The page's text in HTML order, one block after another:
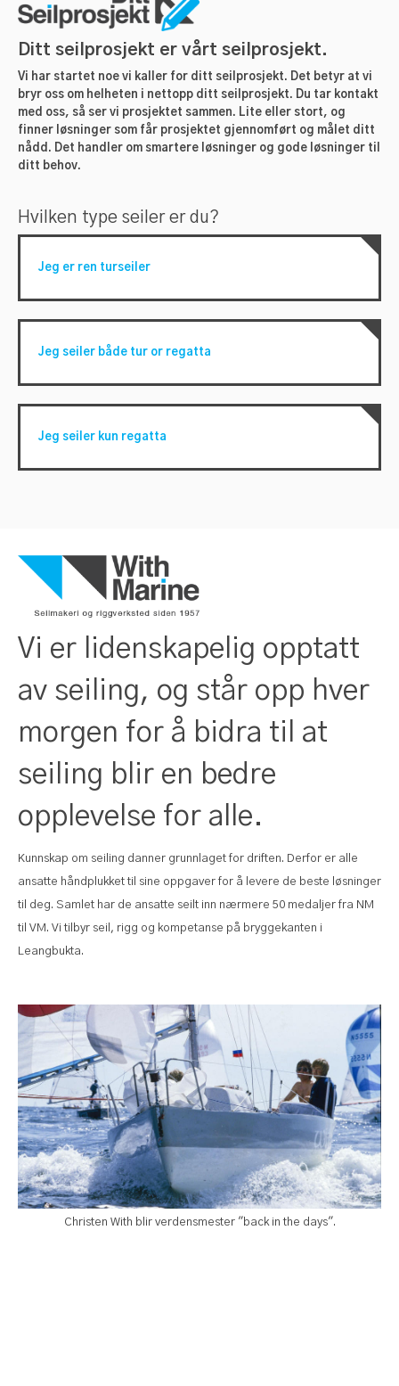
Ditt seilprosjekt er vårt seilprosjekt.
Vi har startet noe vi kaller for ditt seilprosjekt. Det betyr at vi
bryr oss om helheten i nettopp ditt seilprosjekt. Du tar kontakt
med oss, så ser vi prosjektet sammen. Lite eller stort, og
finner løsninger som får prosjektet gjennomført og målet ditt
nådd. Det handler om smartere løsninger og gode løsninger til
ditt behov.
Hvilken type seiler er du?
Jeg er ren turseiler
Jeg seiler både tur or regatta
Jeg seiler kun regatta
Vi er lidenskapelig opptatt
av seiling, og står opp hver
morgen for å bidra til at
seiling blir en bedre
opplevelse for alle.
Kunnskap om seiling danner grunnlaget for driften. Derfor er alle
ansatte håndplukket til sine oppgaver for å levere de beste løsninger
til deg. Samlet har de ansatte seilt inn nærmere 50 medaljer fra NM
til VM. Vi tilbyr seil, rigg og kompetanse på bryggekanten i
Leangbukta.
Christen With blir verdensmester "back in the days".